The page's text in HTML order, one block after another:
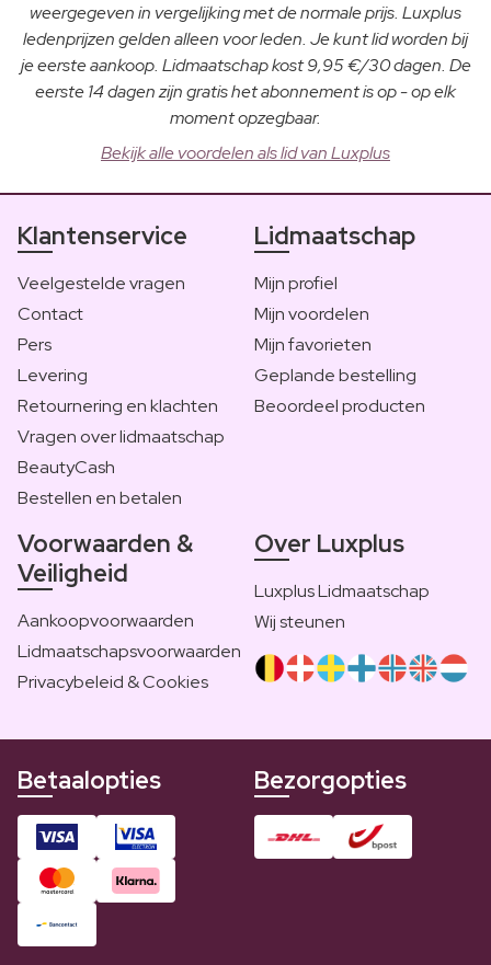
weergegeven in vergelijking met de normale prijs. Luxplus
ledenprijzen gelden alleen voor leden. Je kunt lid worden bij
je eerste aankoop. Lidmaatschap kost 9,95 €/30 dagen. De
eerste 14 dagen zijn gratis het abonnement is op - op elk
moment opzegbaar.
Bekijk alle voordelen als lid van Luxplus
Klantenservice
Veelgestelde vragen
Contact
Pers
Levering
Retournering en klachten
Vragen over lidmaatschap
BeautyCash
Bestellen en betalen
Lidmaatschap
Mijn profiel
Mijn voordelen
Mijn favorieten
Geplande bestelling
Beoordeel producten
Voorwaarden &
Veiligheid
Aankoopvoorwaarden
Lidmaatschapsvoorwaarden
Privacybeleid & Cookies
Over Luxplus
Luxplus Lidmaatschap
Wij steunen
Betaalopties Bezorgopties